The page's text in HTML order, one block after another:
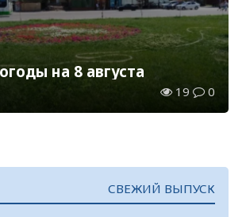
на 8 августа
19 0
СВЕЖИЙ ВЫПУСК